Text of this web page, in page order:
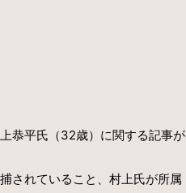
恭平氏（32歳）に関する記事が
されていること、村上氏が所属